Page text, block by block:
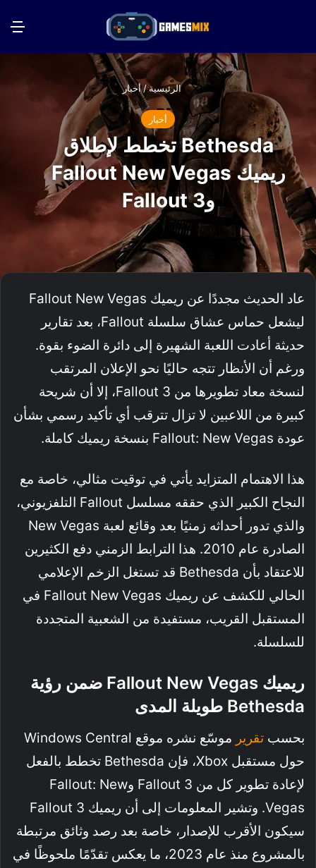
الرئيسية/أخبار
أخبار
Bethesda تخطط لإطلاق
ريميك Fallout New Vegas
وFallout 3
عاد الحديث مجددًا عن ريميك Fallout New Vegas
ليشعل حماس عشاق سلسلة Fallout، بعد تقارير
حديثة أعادت اللعبة الشهيرة إلى دائرة الضوء بقوة.
ورغم أن الأنظار تتجه حاليًا نحو الإعلان المرتقب
لنسخة معاد تطويرها من Fallout 3، إلا أن شريحة
كبيرة من اللاعبين لا تزال تترقب أي تأكيد رسمي بشأن
عودة Fallout: New Vegas بنسخة ريميك كاملة.
هذا الاهتمام المتزايد يأتي في توقيت مثالي، خاصة مع
النجاح الكبير الذي حققه مسلسل Fallout التلفزيوني،
والذي تدور أحداثه زمنيًا بعد وقائع لعبة New Vegas
الصادرة عام 2010. هذا الترابط الزمني دفع الكثيرين
للاعتقاد بأن Bethesda قد تستغل الزخم الإعلامي
الحالي للكشف عن ريميك Fallout New Vegas في
المستقبل القريب، مستفيدة من الشعبية المتجددة
للسلسلة.
ريميك Fallout New Vegas ضمن رؤية
Bethesda طويلة المدى
بحسب تقرير
موسّع نشره موقع Windows Central
حول مستقبل Xbox، فإن Bethesda تخطط بالفعل
لإعادة تطوير كل من Fallout 3 وFallout: New
Vegas. وتشير المعلومات إلى أن ريميك Fallout 3
سيكون الأقرب للإصدار، خاصة بعد رصد وثائق مرتبطة
بالمشروع منذ عام 2023، ما يعكس تقدّمًا ملحوظًا في